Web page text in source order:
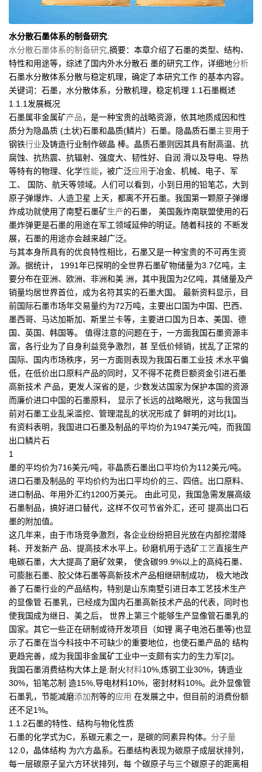
水分散石墨体系的制备研究:
水分散石墨体系的制备研究 摘要：本章介绍了石墨的类型、结构、
特性和用途等，综述了国内外水分散石 墨的研究工作，详细地分析
石墨水分散体系分散与稳定机理，确定了本研究工作 的基本内容。
关键词：石墨，水分散体系，分散机理，稳定机理 1.1石墨概述
1.1.1发展概况
石墨属非金属矿产品，是一种宝贵的战略资源，依其地质成因和性
质分为隐晶质 (土状)石墨和晶质(鳞片）石墨。隐晶质石墨主要用于
钢铁行业及铸造行业制作碳晶 棒。晶质石墨则因其具有耐高温、抗
腐蚀、抗热震、抗辐射、强度大、韧性好、自润 滑以及导电、导热
等特有的物理、化学性能，被广泛应用于冶金、机械、电子、军
工、 国防、航天等领域。人们可以看到，小到日用的铅笔芯，大到
原子弹爆炸、人造卫星 上天，都离不开石墨。我国第一颗原子弹爆
炸成功就使用了南墅石墨矿生产的石墨， 美国轰炸南联盟使用的石
墨炸弹更是石墨的用途在军工领域延伸的明证。随着科技的 不断发
展，石墨的用途亦会越来越广泛。
与其本身所具有的优良特性相比，石墨又是一种宝贵的不可再生资
源。据统计， 1991年已探明的全世界石墨矿物储量为3.7亿吨，主
要分布在亚洲、欧洲、非洲和美 洲，其中我国为2亿吨，其储量及产
销量均居世界首位，成为名符其实的石墨大国。 最新资料显示，目
前国际石墨市场年交易量约为72万吨，主要出口国为中国、巴西、
墨西哥、马达加斯加、斯里兰卡等，主要进口国为日本、美国、德
国、英国、韩国等。 值得注意的问题在于，一方面我国石墨资源丰
富，各行业为了自身利益竞争激烈，甚 至低价倾销，扰乱了正常的
国际、国内市场秩序，另一方面则表现为我国石墨工业技 术水平偏
低，在低价出口原料产品的同时，又不得不花费巨额资金引进石墨
高新技术 产品，更发人深省的是，少数发达国家为保护本国的资源
而廉价进口中国的石墨原料， 显示了长远的战略眼光，这与我国当
前对石墨工业乱采滥挖、管理混乱的状况形成了 鲜明的对比[1]。
有资料表明，我国进口石墨及制品的平均价为1947美元/吨，而我国
出口鳞片石
1
墨的平均价为716美元/吨，非晶质石墨出口平均价为112美元/吨。
进口石墨及制品的 平均价约为出口平均价的三、四倍。出口原料、
进口制品、年用外汇约1200万美元。 由此可见，我国急需发展高级
石墨制品，搞好进口替代，这样不仅可节省外汇，还可 提高出口石
墨的附加值。
这几年来，由于市场竞争激烈，各企业纷纷把目光放在内部挖潜降
耗、开发新产 品、提高技术水平上。砂磨机用于选矿工艺直接生产
电碳石墨，大大提高了磨矿效果， 使含碳99.9%以上的高纯石墨、
可膨胀石墨、胶父体石墨等高新技术产品相继研制成功， 极大地改
善了石墨行业的产品结构，特别是山东南墅引进日本工艺技术生产
的显像管 石墨乳，已经成为国内石墨高新技术产品的代表，同时也
使我国成为继日、美之后， 世界上第三个能够生产显像管石墨乳的
国家。其它一些正在研制或待开发项目（如锂 离子电池石墨等)也显
示了石墨在当今科技中不可缺少的重要地位，也使石墨产品的 结构
更趋完善，成为我国非金属矿工业中一支颇有实力的生力军[2]。
我国石墨消费结构大体上是:耐火材料10%,炼钢工业30%，铸造业
30%，铅笔芯制 造15%,导电材料10%，密封材料10%。此外显像管
石墨乳，节能减磨添加剂等的应用 在发展之中，但目前的消费份额
还不足1%。
1.1.2石墨的特性、结构与物化性质
石墨的化学式为C，系碳元素之一，是碳的同素异构体。 分子量
12.0，晶体结构 为六方晶系。石墨结构表现为碳原子成层状排列，
每一层碳原子呈六方环状排列，每 个碳原子与三个碳原子的距离相